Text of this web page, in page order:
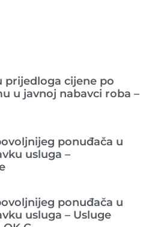
prijedloga cijene po
u javnoj nabavci roba –
ponuđača u
usluga –
ponuđača u
usluga – Usluge